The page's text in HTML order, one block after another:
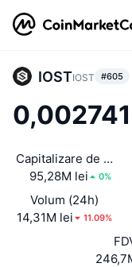
IOSTIOST #605
Capitalizare de piață
95,28M lei
0%
Volum (24h)
14,31M lei
11.09%